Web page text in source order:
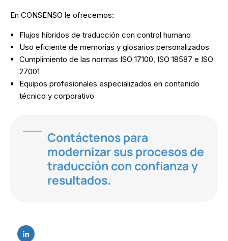
En CONSENSO le ofrecemos:
Flujos híbridos de traducción con control humano
Uso eficiente de memorias y glosarios personalizados
Cumplimiento de las normas ISO 17100, ISO 18587 e ISO
27001
Equipos profesionales especializados en contenido
técnico y corporativo
Contáctenos para
modernizar sus procesos de
traducción con confianza y
resultados.